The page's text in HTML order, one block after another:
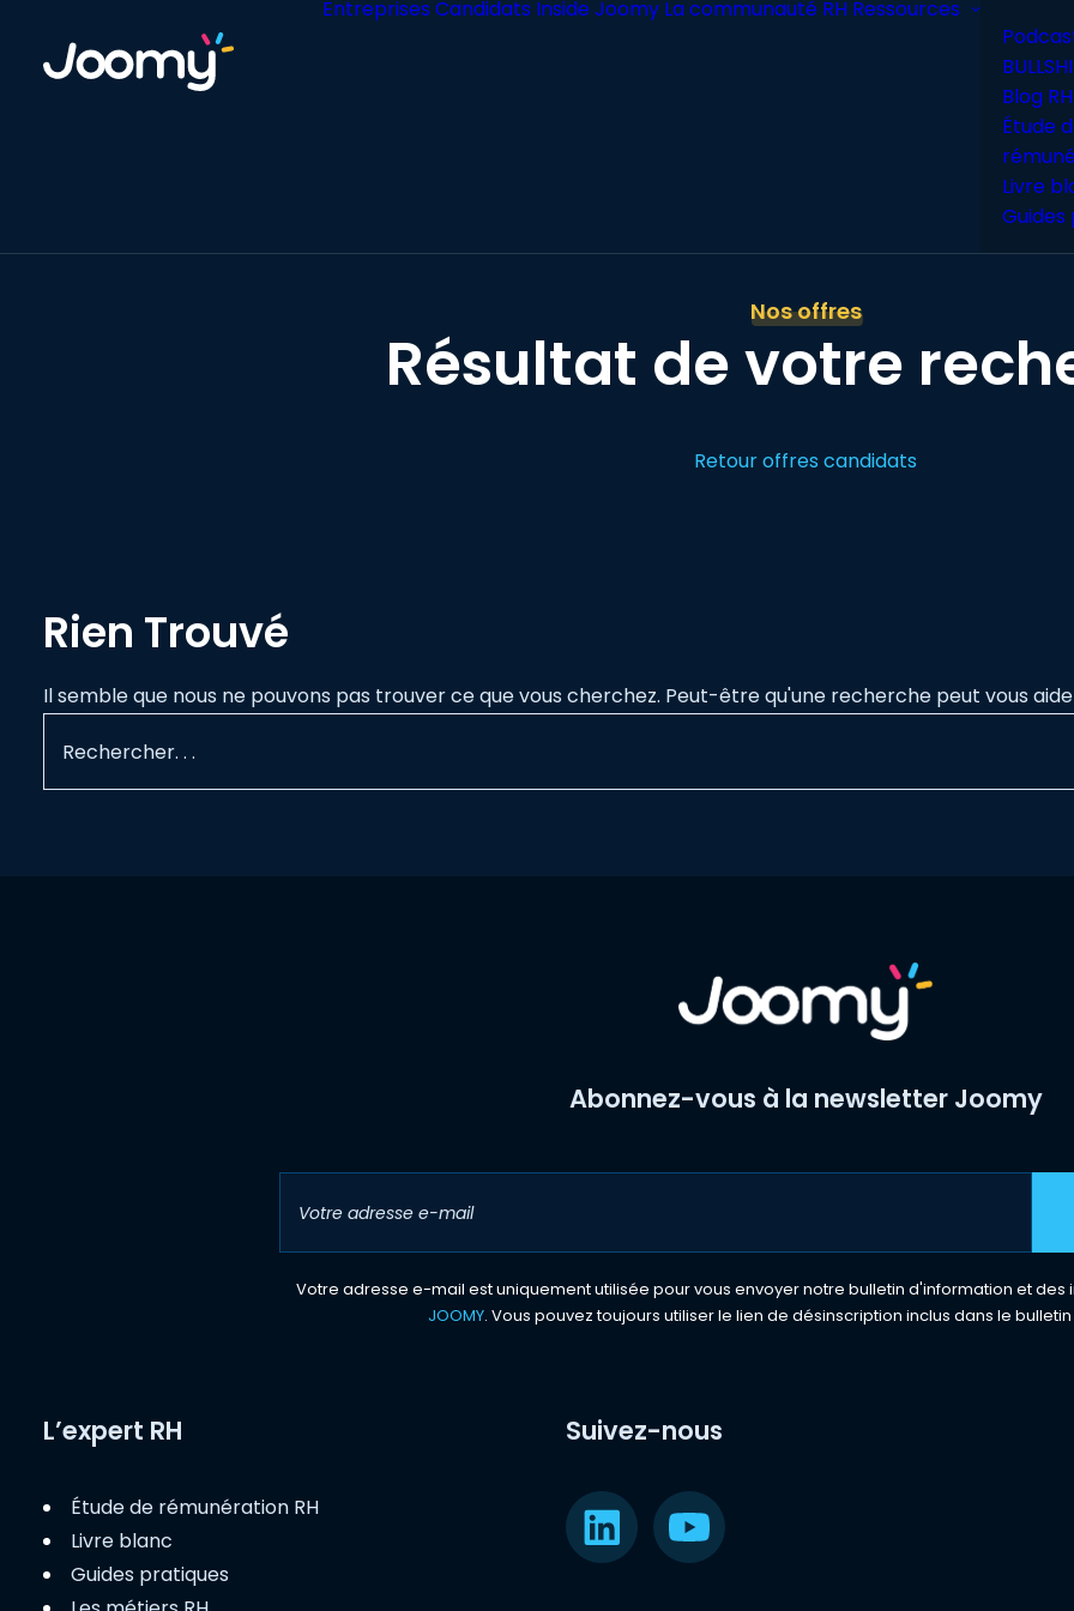
Entreprises Candidats Inside Joomy La communauté RH Ressources
Blog RH
Étude
Livre
Nos offres
Résultat de votre
Retour offres candidats
Rien Trouvé
Il semble que nous ne pouvons pas trouver ce que vous cherchez. Peut-être qu'une recherche peut vous
Abonnez-vous à la newsletter Joomy
Votre adresse e-mail est uniquement utilisée pour vous envoyer notre bulletin d'information et
JOOMY. Vous pouvez toujours utiliser le lien de désinscription inclus dans le
L’expert RH
Étude de rémunération RH
Livre blanc
Guides pratiques
Suivez-nous